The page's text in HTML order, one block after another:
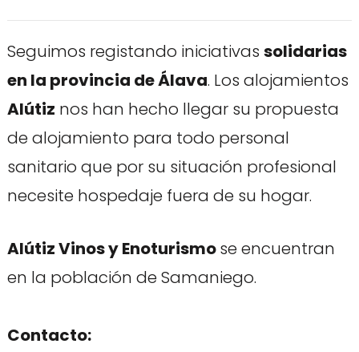
Seguimos registando iniciativas solidarias
en la provincia de Álava. Los alojamientos
Alútiz nos han hecho llegar su propuesta
de alojamiento para todo personal
sanitario que por su situación profesional
necesite hospedaje fuera de su hogar.
Alútiz Vinos y Enoturismose encuentran
en la población de Samaniego.
Contacto: